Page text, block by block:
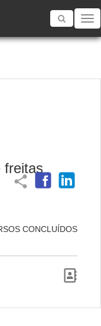
Toggle
freitas
share
CONCLUÍDOS